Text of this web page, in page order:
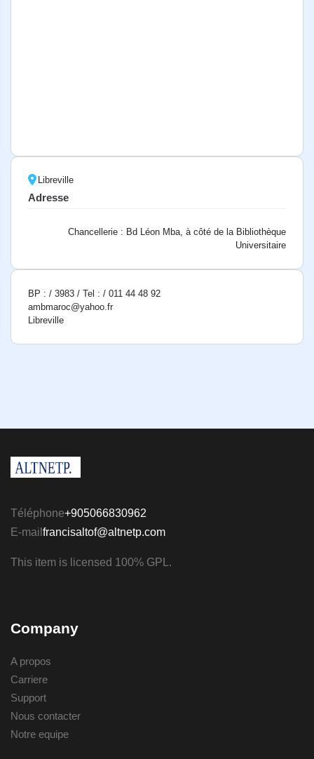
Libreville
Adresse
Chancellerie : Bd Léon Mba, à côté de la Bibliothèque
Universitaire
BP : / 3983 / Tel : / 011 44 48 92
ambmaroc@yahoo.fr
Libreville
Téléphone+905066830962
E-mail francisaltof@altnetp.com
This item is licensed 100% GPL.
Company
A propos
Carriere
Support
Nous contacter
Notre equipe